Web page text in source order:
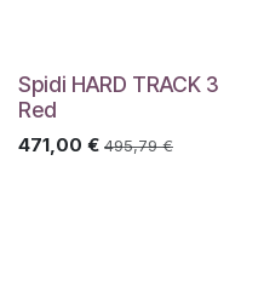
Spidi HARD TRACK 3
Red
471,00 € 495,79€